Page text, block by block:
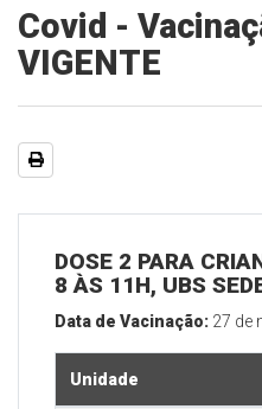
Covid -
VIGENTE
DOSE 2 PARA
8 ÀS 11H, UBS
Data de Vacinação: 27 de
Unidade